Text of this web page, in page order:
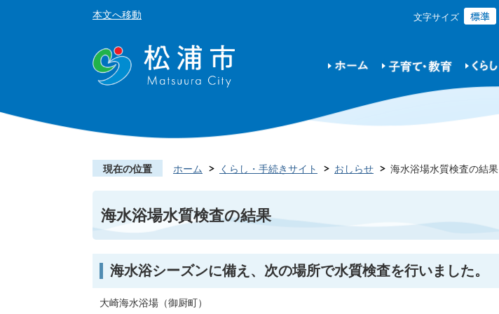
本文へ移動 文字サイズ
現在の位置 ホーム くらし・手続きサイト おしらせ 海水浴場水質検査の結果
海水浴場水質検査の結果
海水浴シーズンに備え、次の場所で水質検査を行いました。
大崎海水浴場（御厨町）